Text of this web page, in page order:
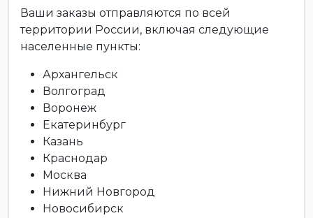
Ваши заказы отправляются по всей
территории России, включая следующие
населенные пункты:
Архангельск
Волгоград
Воронеж
Екатеринбург
Казань
Краснодар
Москва
Нижний Новгород
Новосибирск